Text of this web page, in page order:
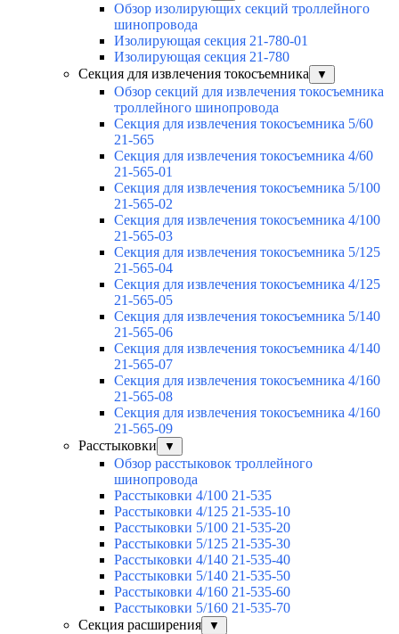
Обзор изолирующих секций троллейного
шинопровода
Изолирующая секция 21-780-01
Изолирующая секция 21-780
Секция для извлечения токосъемника
▼
Обзор секций для извлечения токосъемника
троллейного шинопровода
Секция для извлечения токосъемника 5/60
21-565
Секция для извлечения токосъемника 4/60
21-565-01
Секция для извлечения токосъемника 5/100
21-565-02
Секция для извлечения токосъемника 4/100
21-565-03
Секция для извлечения токосъемника 5/125
21-565-04
Секция для извлечения токосъемника 4/125
21-565-05
Секция для извлечения токосъемника 5/140
21-565-06
Секция для извлечения токосъемника 4/140
21-565-07
Секция для извлечения токосъемника 4/160
21-565-08
Секция для извлечения токосъемника 4/160
21-565-09
Расстыковки
▼
Обзор расстыковок троллейного
шинопровода
Расстыковки 4/100 21-535
Расстыковки 4/125 21-535-10
Расстыковки 5/100 21-535-20
Расстыковки 5/125 21-535-30
Расстыковки 4/140 21-535-40
Расстыковки 5/140 21-535-50
Расстыковки 4/160 21-535-60
Расстыковки 5/160 21-535-70
Секция расширения
▼